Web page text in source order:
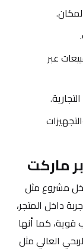
واجهة زجاجية واضحة تساعد في زيادة المبيعات عبر
ماركت
مشروع مثل